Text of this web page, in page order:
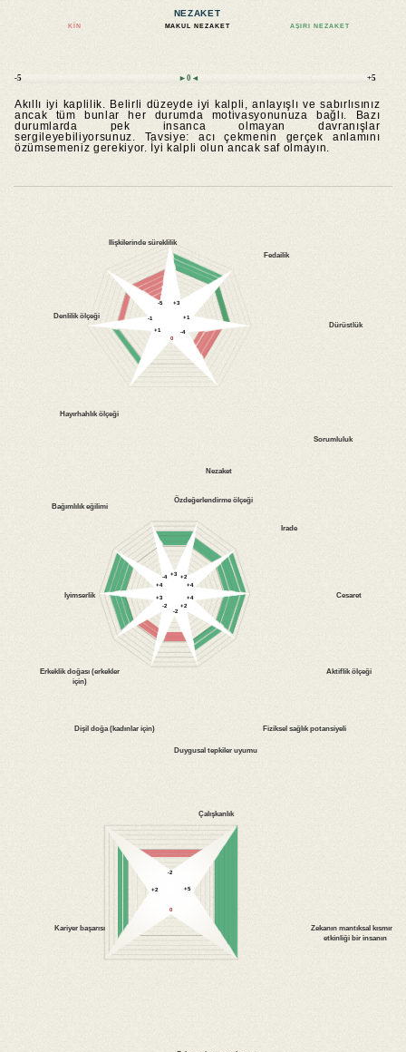
NEZAKET
KIN MAKUL NEZAKET AŞIRI NEZAKET
-5 ►0◄ +5
Akıllı iyi kaplilik. Belirli düzeyde iyi kalpli, anlayışlı ve sabırlısınız
ancak tüm bunlar her durumda motivasyonunuza bağlı. Bazı
durumlarda pek insanca olmayan davranışlar
sergileyebiliyorsunuz. Tavsiye: acı çekmenin gerçek anlamını
özümsemeniz gerekiyor. İyi kalpli olun ancak saf olmayın.